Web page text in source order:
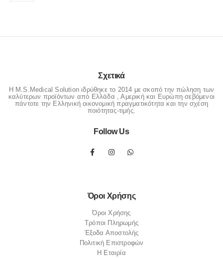
Σχετικά
Η M.S.Medical Solution ιδρύθηκε το 2014 με σκοπό την πώληση των
καλύτερων προϊόντων από Ελλάδα , Αμερική και Ευρώπη σεβόμενοι
πάντοτε την Ελληνική οικονομική πραγματικότητα και την σχέση
ποιότητας-τιμής.
Follow Us
Όροι Χρήσης
Όροι Χρήσης
Τρόποι Πληρωμής
Έξοδα Αποστολής
Πολιτική Επιστροφών
Η Εταιρία